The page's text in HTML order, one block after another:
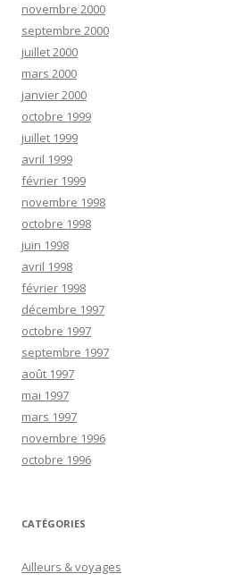
novembre 2000
septembre 2000
juillet 2000
mars 2000
janvier 2000
octobre 1999
juillet 1999
avril 1999
février 1999
novembre 1998
octobre 1998
juin 1998
avril 1998
février 1998
décembre 1997
octobre 1997
septembre 1997
août 1997
mai 1997
mars 1997
novembre 1996
octobre 1996
CATÉGORIES
Ailleurs & voyages